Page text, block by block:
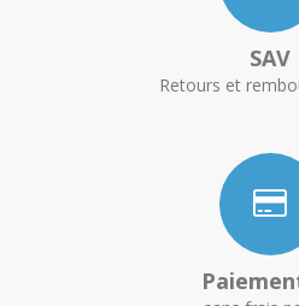
SAV
Retours et